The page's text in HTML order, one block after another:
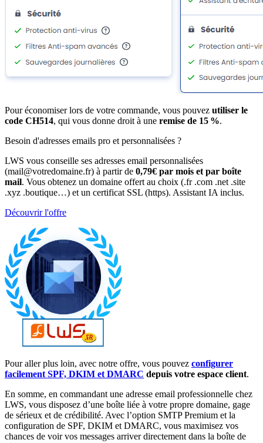
Pour économiser lors de votre commande, vous pouvez utiliser le
code CH514, qui vous donne droit à une remise de 15 %.
Besoin d'adresses emails pro et personnalisées ?
LWS vous conseille ses adresses email personnalisées
(mail@votredomaine.fr) à partir de 0,79€ par mois et par boîte
mail. Vous obtenez un domaine offert au choix (.fr .com .net .site
.xyz .boutique…) et un certificat SSL (https). Assistant IA inclus.
Découvrir l'offre
Pour aller plus loin, avec notre offre, vous pouvez configurer
facilement SPF, DKIM et DMARC depuis votre espace client.
En somme, en commandant une adresse email professionnelle chez
LWS, vous disposez d’une boîte liée à votre propre domaine, gage
de sérieux et de crédibilité. Avec l’option SMTP Premium et la
configuration de SPF, DKIM et DMARC, vous maximisez vos
chances de voir vos messages arriver directement dans la boîte de